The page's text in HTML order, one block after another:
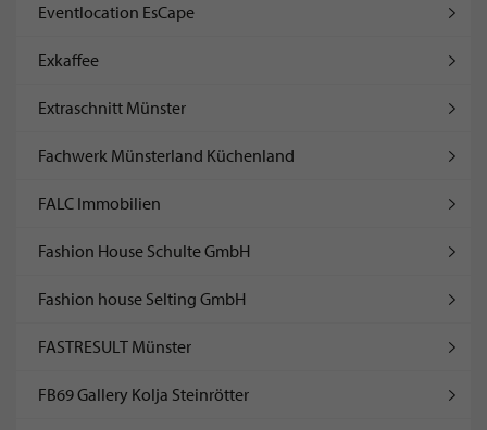
Eventlocation EsCape
Exkaffee
Extraschnitt Münster
Fachwerk Münsterland Küchenland
FALC Immobilien
Fashion House Schulte GmbH
Fashion house Selting GmbH
FASTRESULT Münster
FB69 Gallery Kolja Steinrötter